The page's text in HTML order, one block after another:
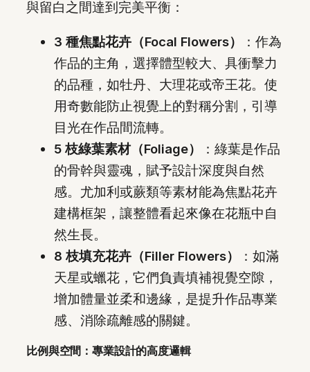
與留白之間達到完美平衡：
3 種焦點花卉（Focal Flowers）
：作為
作品的主角，選擇體型較大、具衝擊力
的品種，如牡丹、大理花或帝王花。使
用奇數能防止視覺上的對稱分割，引導
目光在作品間流轉。
5 枝綠葉素材（Foliage）
：綠葉是作品
的骨幹與靈魂，賦予設計深度與自然
感。尤加利或蕨類等素材能為焦點花卉
建構框架，讓整體看起來像在花瓶中自
然生長。
8 枝填充花卉（Filler Flowers）
：如滿
天星或蠟花，它們負責填補視覺空隙，
增加體量並柔和邊緣，是提升作品專業
感、消除疏離感的關鍵。
比例與空間：專業設計的高度邏輯